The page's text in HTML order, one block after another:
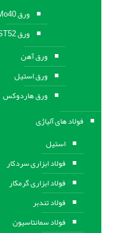
ورق Mo40
ورق ST52
ورق آهن
ورق استيل
ورق هاردوکس
فولاد های آلیاژی
استیل
فولاد ابزاری سردکار
فولاد ابزاری گرمکار
فولاد تندبر
فولاد سمانتاسیون